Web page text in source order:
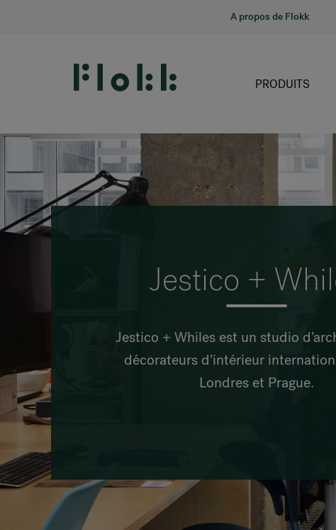
A propos de Flokk
PRODUITS
Jestico +
Jestico + Whiles est un studio
décorateurs d’intérieur
Londres et Prague.